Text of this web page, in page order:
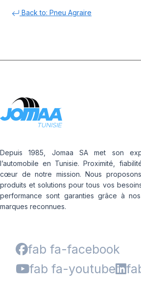
Back to: Pneu Agraire
Depuis 1985, Jomaa SA met son
l’automobile en Tunisie. Proximité,
cœur de notre mission. Nous
produits et solutions pour tous vos
performance sont garanties grâce à
marques reconnues.
fab fa-facebook
fab fa-youtube